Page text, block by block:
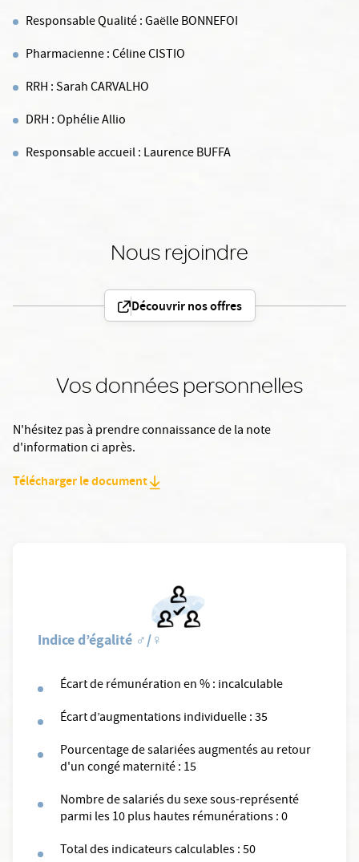
Responsable Qualité : Gaëlle BONNEFOI
Pharmacienne : Céline CISTIO
RRH : Sarah CARVALHO
DRH : Ophélie Allio
Responsable accueil : Laurence BUFFA
Nous rejoindre
Découvrir nos offres
Vos données personnelles
N'hésitez pas à prendre connaissance de la note
d'information ci après.
Télécharger le document
Indice d’égalité ♂/♀
Écart de rémunération en % : incalculable
Écart d’augmentations individuelle : 35
Pourcentage de salariées augmentés au retour
d'un congé maternité : 15
Nombre de salariés du sexe sous-représenté
parmi les 10 plus hautes rémunérations : 0
Total des indicateurs calculables : 50